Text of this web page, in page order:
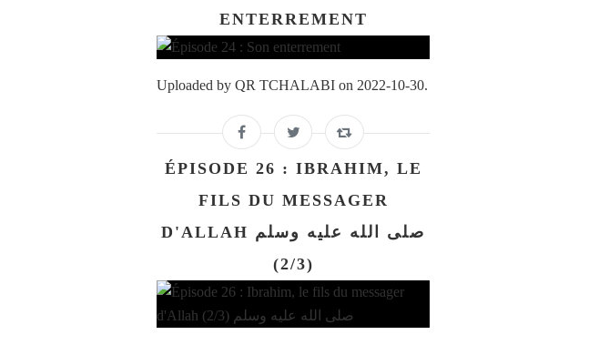
ENTERREMENT
Uploaded by QR TCHALABI on 2022-10-30.
ÉPISODE 26 : IBRAHIM, LE
FILS DU MESSAGER
D'ALLAH صلى الله عليه وسلم
(2/3)